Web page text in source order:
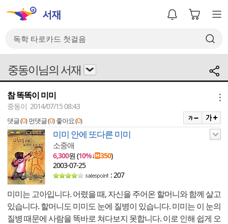
중동이님의 서재
참 똑똑이 미미
중동이 2014/07/15 08:43
댓글 (0) 먼댓글 (0) 좋아요 (0)
미미 안에 또다른 미미
소중애
6,300원 (10%↓ 350)
2003-07-25
: 207
미미는 고아입니다. 어렸을 때, 자신을 주어온 할머니와 함께 살고
있습니다. 할머니도 미미도 눈에 질병이 있습니다. 미미는 이 눈의
질병 때문에 사람을 똑바로 쳐다보지 못합니다. 이로 인해 쉽게 오